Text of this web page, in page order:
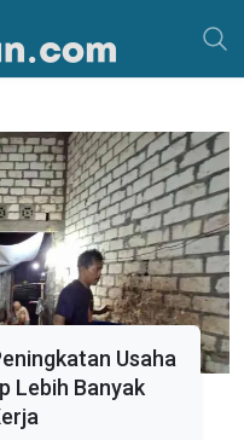
Usaha
Lebih Banyak